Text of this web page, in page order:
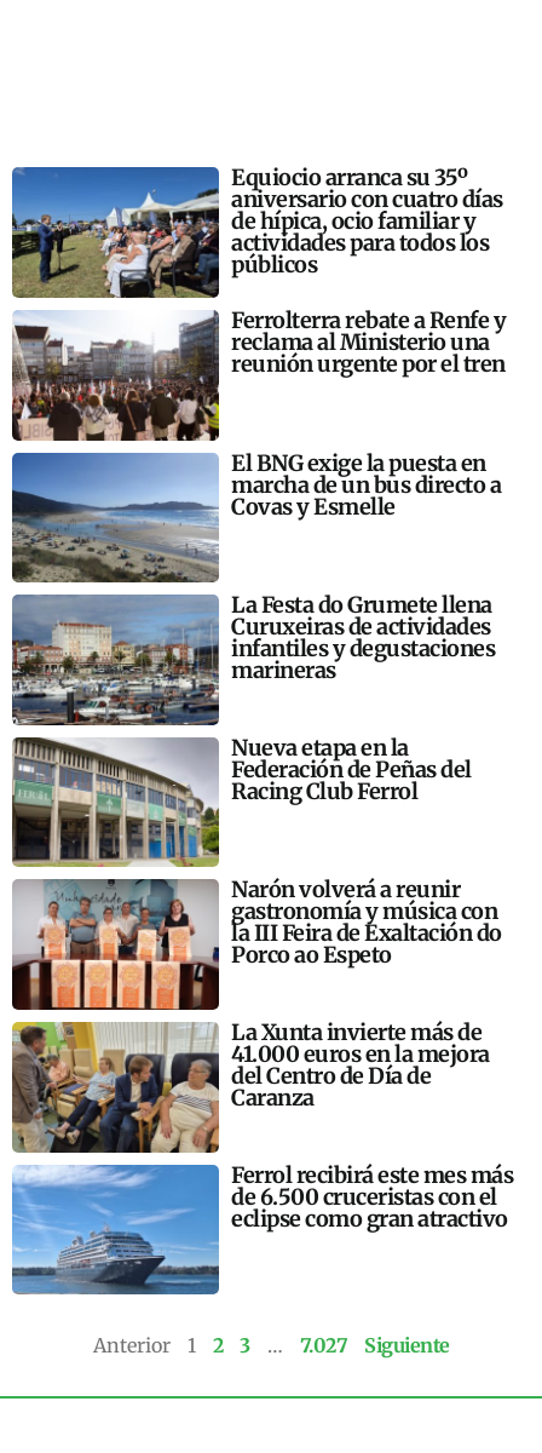
Equiocio arranca su 35º
aniversario con cuatro días
de hípica, ocio familiar y
actividades para todos los
públicos
Ferrolterra rebate a Renfe y
reclama al Ministerio una
reunión urgente por el tren
El BNG exige la puesta en
marcha de un bus directo a
Covas y Esmelle
La Festa do Grumete llena
Curuxeiras de actividades
infantiles y degustaciones
marineras
Nueva etapa en la
Federación de Peñas del
Racing Club Ferrol
Narón volverá a reunir
gastronomía y música con
la III Feira de Exaltación do
Porco ao Espeto
La Xunta invierte más de
41.000 euros en la mejora
del Centro de Día de
Caranza
Ferrol recibirá este mes más
de 6.500 cruceristas con el
eclipse como gran atractivo
Anterior 1 2 3 … 7.027 Siguiente